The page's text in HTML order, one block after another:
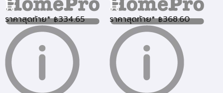
ราคาสุดท้าย* ฿334.65 ราคาสุดท้าย* ฿368.60